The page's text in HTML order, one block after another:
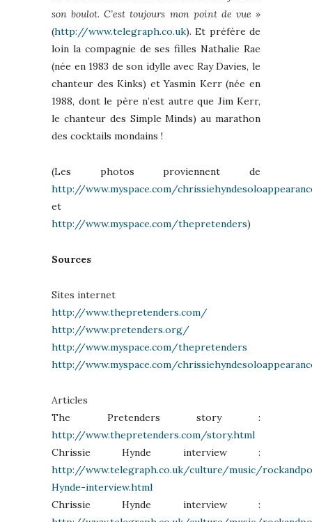
son boulot. C’est toujours mon point de vue »
(http://www.telegraph.co.uk). Et préfère de
loin la compagnie de ses filles Nathalie Rae
(née en 1983 de son idylle avec Ray Davies, le
chanteur des Kinks) et Yasmin Kerr (née en
1988, dont le père n’est autre que Jim Kerr,
le chanteur des Simple Minds) au marathon
des cocktails mondains !
(Les photos proviennent de
http://www.myspace.com/
et
http://www.myspace.com/thepretenders)
Sources
Sites internet
http://www.thepretenders.com/
http://www.pretenders.org/
http://www.myspace.com/thepretenders
http://www.myspace.com/
Articles
The Pretenders story :
http://www.thepretenders.com/story.html
Chrissie Hynde interview :
http://www.telegraph.co.uk/culture/music/
Hynde-interview.html
Chrissie Hynde interview :